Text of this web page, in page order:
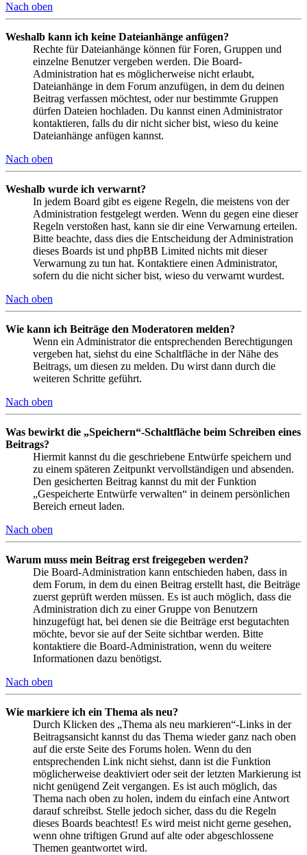
Nach oben
Weshalb kann ich keine Dateianhänge anfügen?
Rechte für Dateianhänge können für Foren, Gruppen und
einzelne Benutzer vergeben werden. Die Board-
Administration hat es möglicherweise nicht erlaubt,
Dateianhänge in dem Forum anzufügen, in dem du deinen
Beitrag verfassen möchtest, oder nur bestimmte Gruppen
dürfen Dateien hochladen. Du kannst einen Administrator
kontaktieren, falls du dir nicht sicher bist, wieso du keine
Dateianhänge anfügen kannst.
Nach oben
Weshalb wurde ich verwarnt?
In jedem Board gibt es eigene Regeln, die meistens von der
Administration festgelegt werden. Wenn du gegen eine dieser
Regeln verstoßen hast, kann sie dir eine Verwarnung erteilen.
Bitte beachte, dass dies die Entscheidung der Administration
dieses Boards ist und phpBB Limited nichts mit dieser
Verwarnung zu tun hat. Kontaktiere einen Administrator,
sofern du die nicht sicher bist, wieso du verwarnt wurdest.
Nach oben
Wie kann ich Beiträge den Moderatoren melden?
Wenn ein Administrator die entsprechenden Berechtigungen
vergeben hat, siehst du eine Schaltfläche in der Nähe des
Beitrags, um diesen zu melden. Du wirst dann durch die
weiteren Schritte geführt.
Nach oben
Was bewirkt die „Speichern“-Schaltfläche beim Schreiben eines
Beitrags?
Hiermit kannst du die geschriebene Entwürfe speichern und
zu einem späteren Zeitpunkt vervollständigen und absenden.
Den gesicherten Beitrag kannst du mit der Funktion
„Gespeicherte Entwürfe verwalten“ in deinem persönlichen
Bereich erneut laden.
Nach oben
Warum muss mein Beitrag erst freigegeben werden?
Die Board-Administration kann entschieden haben, dass in
dem Forum, in dem du einen Beitrag erstellt hast, die Beiträge
zuerst geprüft werden müssen. Es ist auch möglich, dass die
Administration dich zu einer Gruppe von Benutzern
hinzugefügt hat, bei denen sie die Beiträge erst begutachten
möchte, bevor sie auf der Seite sichtbar werden. Bitte
kontaktiere die Board-Administration, wenn du weitere
Informationen dazu benötigst.
Nach oben
Wie markiere ich ein Thema als neu?
Durch Klicken des „Thema als neu markieren“-Links in der
Beitragsansicht kannst du das Thema wieder ganz nach oben
auf die erste Seite des Forums holen. Wenn du den
entsprechenden Link nicht siehst, dann ist die Funktion
möglicherweise deaktiviert oder seit der letzten Markierung ist
nicht genügend Zeit vergangen. Es ist auch möglich, das
Thema nach oben zu holen, indem du einfach eine Antwort
darauf schreibst. Stelle jedoch sicher, dass du die Regeln
dieses Boards beachtest! Es wird meist nicht gerne gesehen,
wenn ohne triftigen Grund auf alte oder abgeschlossene
Themen geantwortet wird.